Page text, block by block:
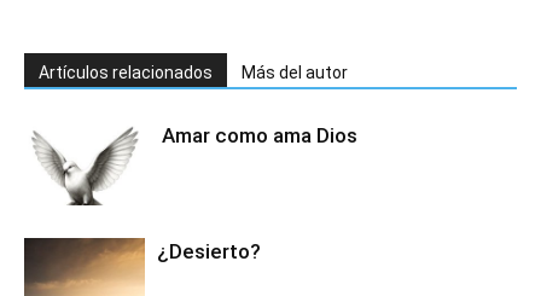
Artículos relacionados Más del autor
Amar como ama Dios
¿Desierto?